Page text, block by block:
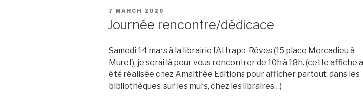
POSTED
7 MARCH 2020
Journée rencontre/dédicace
Samedi 14 mars à la librairie l’Attrape-Rêves (15 place Mercadieu à
Muret), je serai là pour vous rencontrer de 10h à 18h. (cette affiche a
été réalisée chez Amalthée Editions pour afficher partout: dans les
bibliothèques, sur les murs, chez les libraires…)